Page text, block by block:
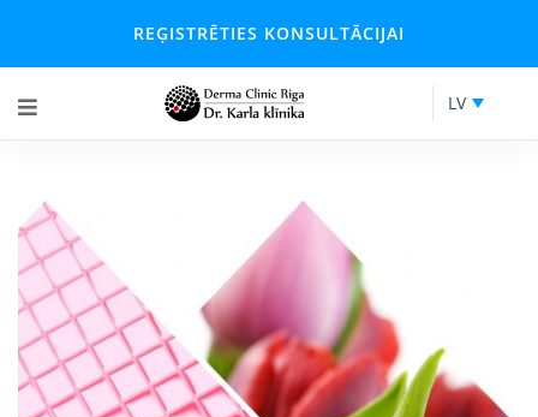
REĢISTRĒTIES KONSULTĀCIJAI
LV